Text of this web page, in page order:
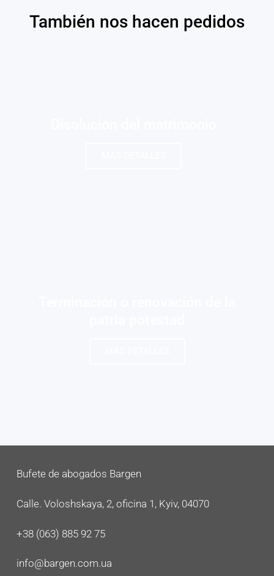
También nos hacen pedidos
Bufete de abogados Bargen
Calle. Voloshskaya, 2, oficina 1, Kyiv, 04070
+38 (063) 885 92 75
info@bargen.com.ua